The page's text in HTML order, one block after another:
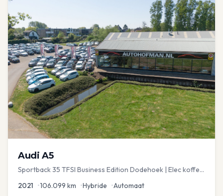
Audi A5
Sportback 35 TFSI Business Edition Dodehoek | Elec koffer
2021 •106.099 km •Hybride •Automaat